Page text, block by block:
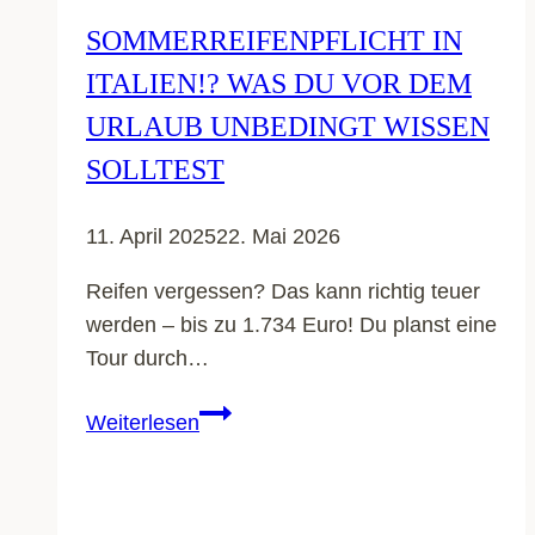
SOMMERREIFENPFLICHT IN
ITALIEN!? WAS DU VOR DEM
URLAUB UNBEDINGT WISSEN
SOLLTEST
11. April 202522. Mai 2026
Reifen vergessen? Das kann richtig teuer
werden – bis zu 1.734 Euro! Du planst eine
Tour durch…
WeiterlesenSommerreifenpflicht